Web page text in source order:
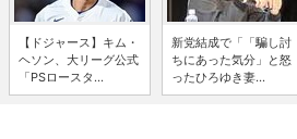
【ドジャース】キム・
ヘソン、大リーグ公式
「PSロースタ...
新党結成で「「騙し討
ちにあった気分」と怒
ったひろゆき妻...